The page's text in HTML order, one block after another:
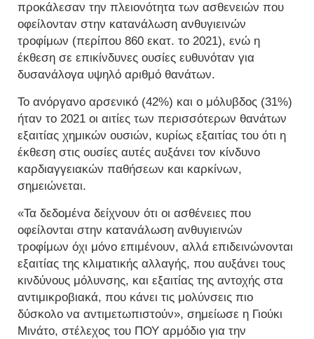
προκάλεσαν την πλειονότητα των ασθενειών που
οφείλονταν στην κατανάλωση ανθυγιεινών
τροφίμων (περίπου 860 εκατ. το 2021), ενώ η
έκθεση σε επικίνδυνες ουσίες ευθυνόταν για
δυσανάλογα υψηλό αριθμό θανάτων.
Το ανόργανο αρσενικό (42%) και ο μόλυβδος (31%)
ήταν το 2021 οι αιτίες των περισσότερων θανάτων
εξαιτίας χημικών ουσιών, κυρίως εξαιτίας του ότι η
έκθεση στις ουσίες αυτές αυξάνει τον κίνδυνο
καρδιαγγειακών παθήσεων και καρκίνων,
σημειώνεται.
«Τα δεδομένα δείχνουν ότι οι ασθένειες που
οφείλονται στην κατανάλωση ανθυγιεινών
τροφίμων όχι μόνο επιμένουν, αλλά επιδεινώνονται
εξαιτίας της κλιματικής αλλαγής, που αυξάνει τους
κινδύνους μόλυνσης, και εξαιτίας της αντοχής στα
αντιμικροβιακά, που κάνει τις μολύνσεις πιο
δύσκολο να αντιμετωπιστούν», σημείωσε η Γιούκι
Μινάτο, στέλεχος του ΠΟΥ αρμόδιο για την